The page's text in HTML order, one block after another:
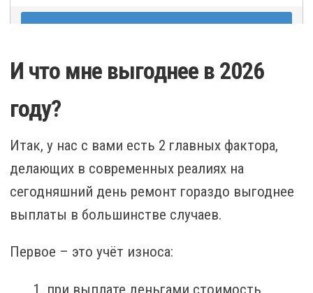
И что мне выгоднее в 2026
году?
Итак, у нас с вами есть 2 главных фактора,
делающих в современных реалиях на
сегодняшний день ремонт гораздо выгоднее
выплаты в большинстве случаев.
Первое – это учёт износа:
при выплате деньгами стоимость